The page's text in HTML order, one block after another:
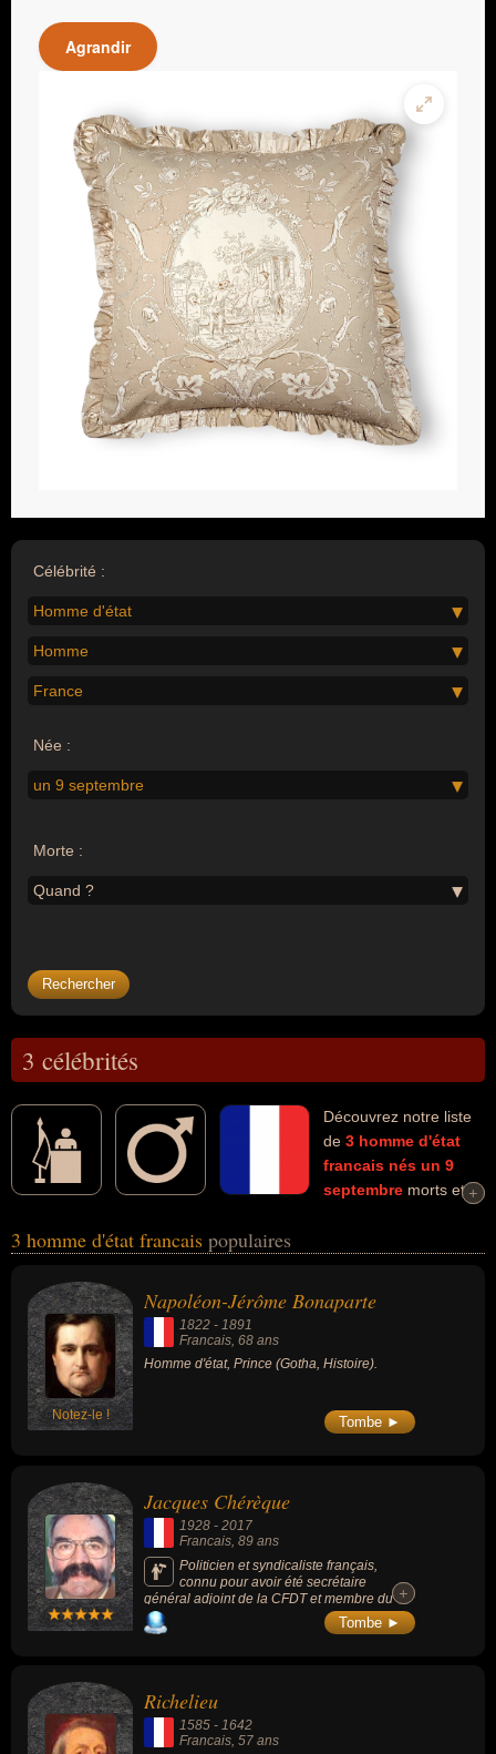
Agrandir
Célébrité :
Homme d'état
Homme
France
Née :
un 9 septembre
Morte :
Quand ?
3 célébrités
Découvrez notre liste
de 3 homme d'état
francais nés un 9
septembre morts et
Jacques Chérèque, Richelieu... Ces personnalités (de sexe
gotha, de l'histoire, de la politique, de la politique de gauche ou de
la religion. Ces célébrités peuvent également avoir été prince,
homme politique, ministre, ministre délégué, parent de célébrité,
préfet, syndicaliste, cardinal ou religieux.
+
+
3 homme d'état francais populaires
Notez-le !
Napoléon-Jérôme Bonaparte
1822 - 1891
Francais, 68 ans
Homme d'état, Prince (Gotha, Histoire).
Tombe ►
Jacques Chérèque
1928 - 2017
Francais , 89 ans
Politicien et syndicaliste français,
connu pour avoir été secrétaire
général adjoint de la CFDT et membre du
gouvernement de Michel Rocard en tant que
ministre délégué sous la présidence de
+
+
Tombe ►
Richelieu
1585 - 1642
Francais, 57 ans